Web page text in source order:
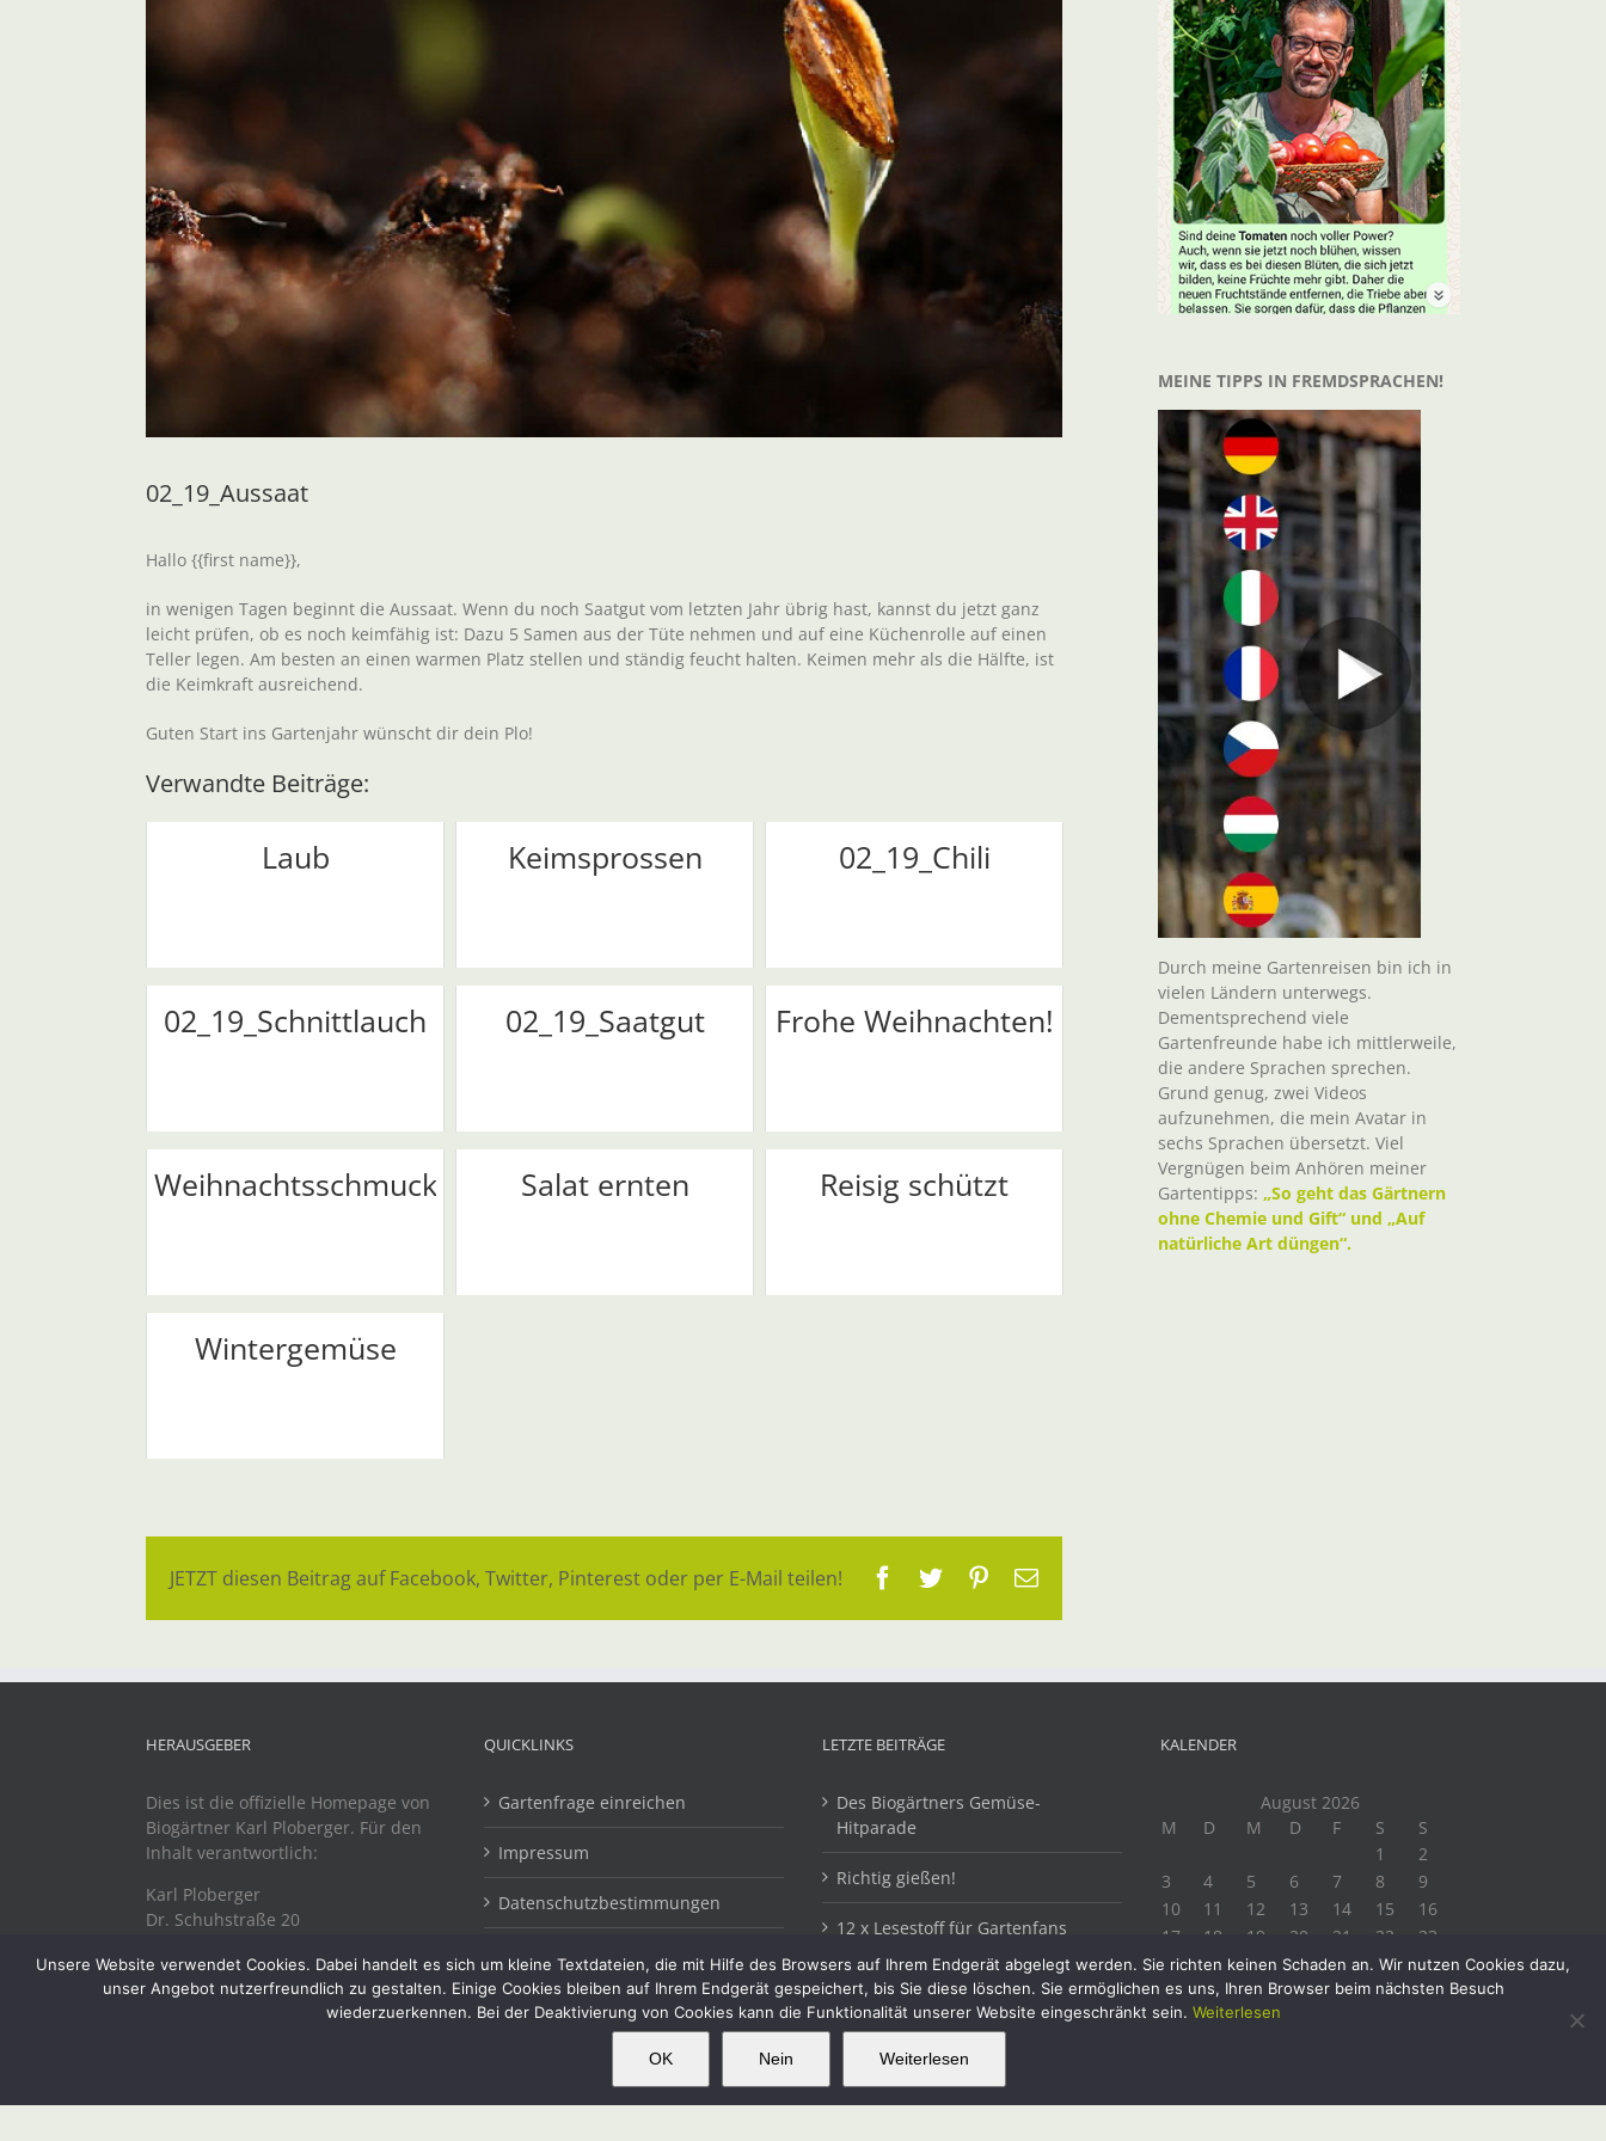
02_19_Aussaat
Hallo {{first name}},
in wenigen Tagen beginnt die Aussaat. Wenn du noch Saatgut vom letzten Jahr übrig hast, kannst du jetzt ganz
leicht prüfen, ob es noch keimfähig ist: Dazu 5 Samen aus der Tüte nehmen und auf eine Küchenrolle auf einen
Teller legen. Am besten an einen warmen Platz stellen und ständig feucht halten. Keimen mehr als die Hälfte, ist
die Keimkraft ausreichend.
Guten Start ins Gartenjahr wünscht dir dein Plo!
Verwandte Beiträge:
Laub Keimsprossen 02_19_Chili
02_19_Schnittlauch 02_19_Saatgut Frohe Weihnachten!
Weihnachtsschmuck Salat ernten Reisig schützt
Wintergemüse
JETZT diesen Beitrag auf Facebook, Twitter, Pinterest oder per E-Mail teilen! Facebook
TwitterPinterest
E-
MEINE TIPPS IN FREMDSPRACHEN!
Durch meine Gartenreisen bin ich in
vielen Ländern unterwegs.
Dementsprechend viele
Gartenfreunde habe ich mittlerweile,
die andere Sprachen sprechen.
Grund genug, zwei Videos
aufzunehmen, die mein Avatar in
sechs Sprachen übersetzt. Viel
Vergnügen beim Anhören meiner
Gartentipps: „So geht das Gärtnern
ohne Chemie und Gift“ und „Auf
natürliche Art düngen“.
HERAUSGEBER
Dies ist die offizielle Homepage von
Biogärtner Karl Ploberger. Für den
Inhalt verantwortlich:
Karl Ploberger
Dr. Schuhstraße 20
QUICKLINKS
Gartenfrage einreichen
Impressum
Datenschutzbestimmungen
LETZTE BEITRÄGE
Des Biogärtners Gemüse-
Hitparade
Richtig gießen!
12 x Lesestoff für Gartenfans
KALENDER
August 2026
M
D M D F S
S
1
2
3
4 5 6 7 8
9
10
11 12 13 14 15
16
17
18 19 20 21 22
23
24
25 26 27 28 29
30
31
« Juli
This website uses cookies and third party services.
Unsere Website verwendet Cookies. Dabei handelt es sich um kleine Textdateien, die mit Hilfe des Browsers auf Ihrem Endgerät abgelegt werden. Sie richten keinen Schaden an. Wir nutzen Cookies dazu,
unser Angebot nutzerfreundlich zu gestalten. Einige Cookies bleiben auf Ihrem Endgerät gespeichert, bis Sie diese löschen. Sie ermöglichen es uns, Ihren Browser beim nächsten Besuch
wiederzuerkennen. Bei der Deaktivierung von Cookies kann die Funktionalität unserer Website eingeschränkt sein. Weiterlesen
OK Nein Weiterlesen